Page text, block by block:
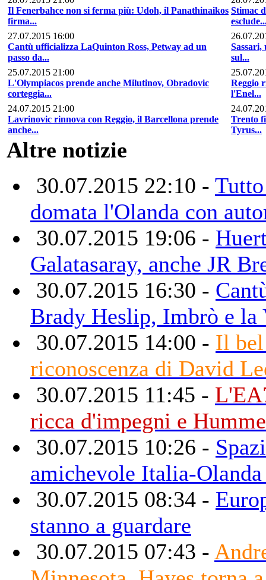
Il Fenerbahce non si ferma più: Udoh, il Panathinaikos
firma...
Stimac
27.07.2015 16:00
Cantù ufficializza LaQuinton Ross, Petway ad un
passo da...
Sassari,
sul...
25.07.2015 21:00
L'Olympiacos prende anche Milutinov, Obradovic
corteggia...
Reggio
l'Enel...
24.07.2015 21:00
Lavrinovic rinnova con Reggio, il Barcellona prende
anche...
Trento
Tyrus...
Altre notizie
30.07.2015 22:10 -
domata l'Olanda con
30.07.2015 19:06 -
Galatasaray, anche JR
30.07.2015 16:30 -
Brady Heslip, Imbrò e la
30.07.2015 14:00 - Il
riconoscenza di David
30.07.2015 11:45 -
ricca d'impegni e
30.07.2015 10:26 -
amichevole Italia-
30.07.2015 08:34 -
stanno a guardare
30.07.2015 07:43 -